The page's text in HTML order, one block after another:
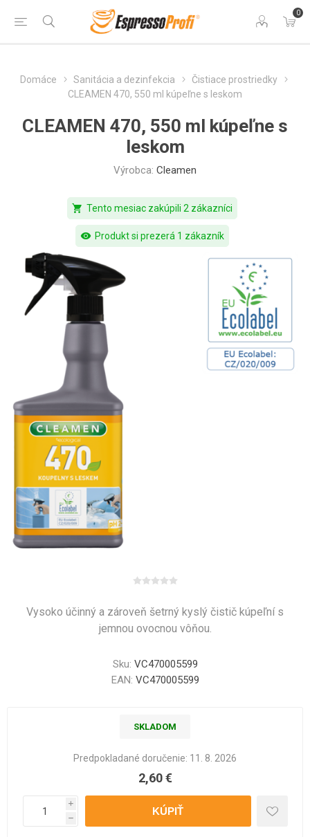
0
Domáce Sanitácia a dezinfekcia
Čistiace prostriedky
CLEAMEN 470, 550 ml kúpeľne s leskom
CLEAMEN 470, 550 ml kúpeľne s
leskom
Výrobca: Cleamen
shopping_cart Tento mesiac zakúpili 2 zákazníci
visibility Produkt si prezerá 1 zákazník
Vysoko účinný a zároveň šetrný kyslý čistič kúpeľní s
jemnou ovocnou vôňou.
Sku: VC470005599
EAN: VC470005599
SKLADOM
Predpokladané doručenie: 11. 8. 2026
2,60 €
i
h